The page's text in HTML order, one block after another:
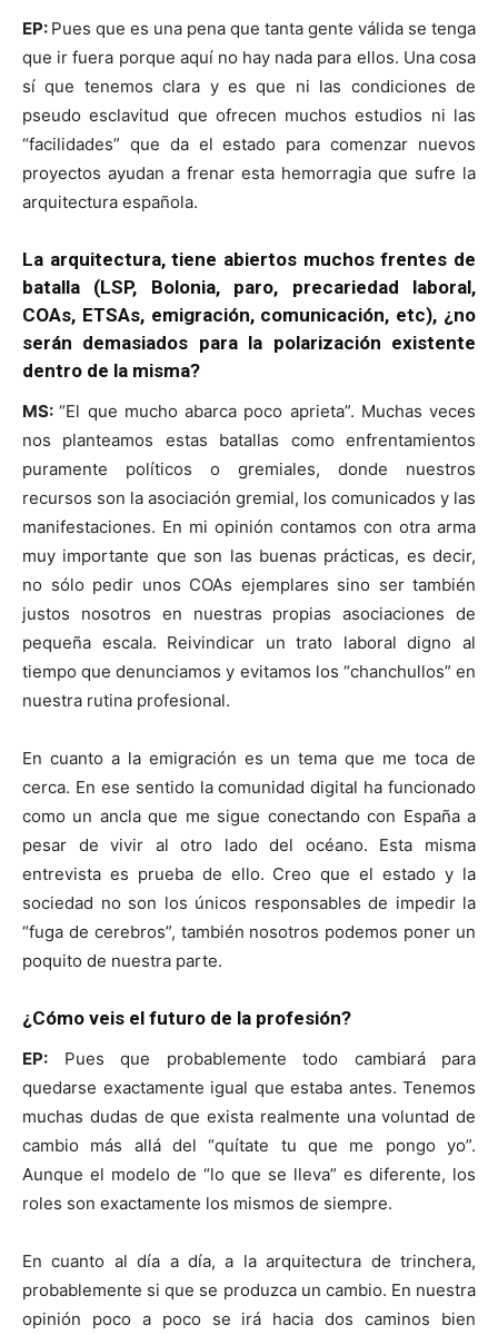
EP: Pues que es una pena que tanta gente válida se tenga
que ir fuera porque aquí no hay nada para ellos. Una cosa
sí que tenemos clara y es que ni las condiciones de
pseudo esclavitud que ofrecen muchos estudios ni las
“facilidades” que da el estado para comenzar nuevos
proyectos ayudan a frenar esta hemorragia que sufre la
arquitectura española.
La arquitectura, tiene abiertos muchos frentes de
batalla (LSP, Bolonia, paro, precariedad laboral,
COAs, ETSAs, emigración, comunicación, etc), ¿no
serán demasiados para la polarización existente
dentro de la misma?
MS:“El que mucho abarca poco aprieta”. Muchas veces
nos planteamos estas batallas como enfrentamientos
puramente políticos o gremiales, donde nuestros
recursos son la asociación gremial, los comunicados y las
manifestaciones. En mi opinión contamos con otra arma
muy importante que son las buenas prácticas, es decir,
no sólo pedir unos COAs ejemplares sino ser también
justos nosotros en nuestras propias asociaciones de
pequeña escala. Reivindicar un trato laboral digno al
tiempo que denunciamos y evitamos los “chanchullos” en
nuestra rutina profesional.
En cuanto a la emigración es un tema que me toca de
cerca. En ese sentido la comunidad digital ha funcionado
como un ancla que me sigue conectando con España a
pesar de vivir al otro lado del océano. Esta misma
entrevista es prueba de ello. Creo que el estado y la
sociedad no son los únicos responsables de impedir la
“fuga de cerebros”, también nosotros podemos poner un
poquito de nuestra parte.
¿Cómo veis el futuro de la profesión?
EP: Pues que probablemente todo cambiará para
quedarse exactamente igual que estaba antes. Tenemos
muchas dudas de que exista realmente una voluntad de
cambio más allá del “quítate tu que me pongo yo”.
Aunque el modelo de “lo que se lleva” es diferente, los
roles son exactamente los mismos de siempre.
En cuanto al día a día, a la arquitectura de trinchera,
probablemente si que se produzca un cambio. En nuestra
opinión poco a poco se irá hacia dos caminos bien